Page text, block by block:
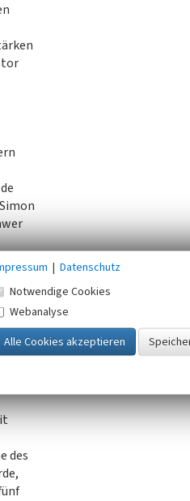
des
| Datenschutz
Notwendige Cookies
Webanalyse